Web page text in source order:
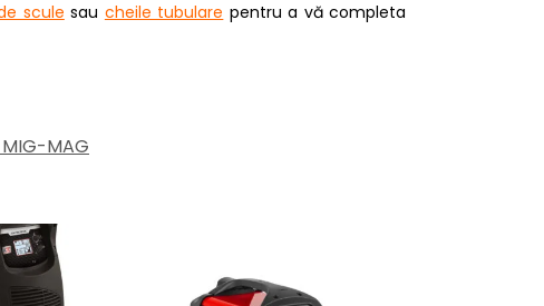
scule sau cheile tubulare pentru a vă completa
MAG